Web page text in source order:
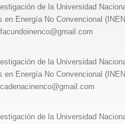
de la Universidad
en Energía No Convencional
de la Universidad
en Energía No Convencional
de la Universidad